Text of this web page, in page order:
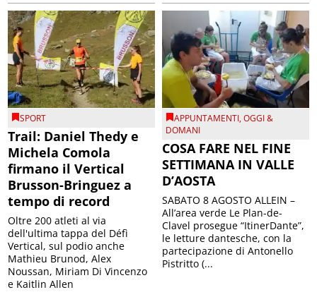
SPORT
Trail: Daniel Thedy e
Michela Comola
firmano il Vertical
Brusson-Bringuez a
tempo di record
Oltre 200 atleti al via
dell'ultima tappa del Défì
Vertical, sul podio anche
Mathieu Brunod, Alex
Noussan, Miriam Di Vincenzo
e Kaitlin Allen
APPUNTAMENTI,OGGI &
DOMANI
COSA FARE NEL FINE
SETTIMANA IN VALLE
D’AOSTA
SABATO 8 AGOSTO ALLEIN –
All’area verde Le Plan-de-
Clavel prosegue “ItinerDante”,
le letture dantesche, con la
partecipazione di Antonello
Pistritto (...